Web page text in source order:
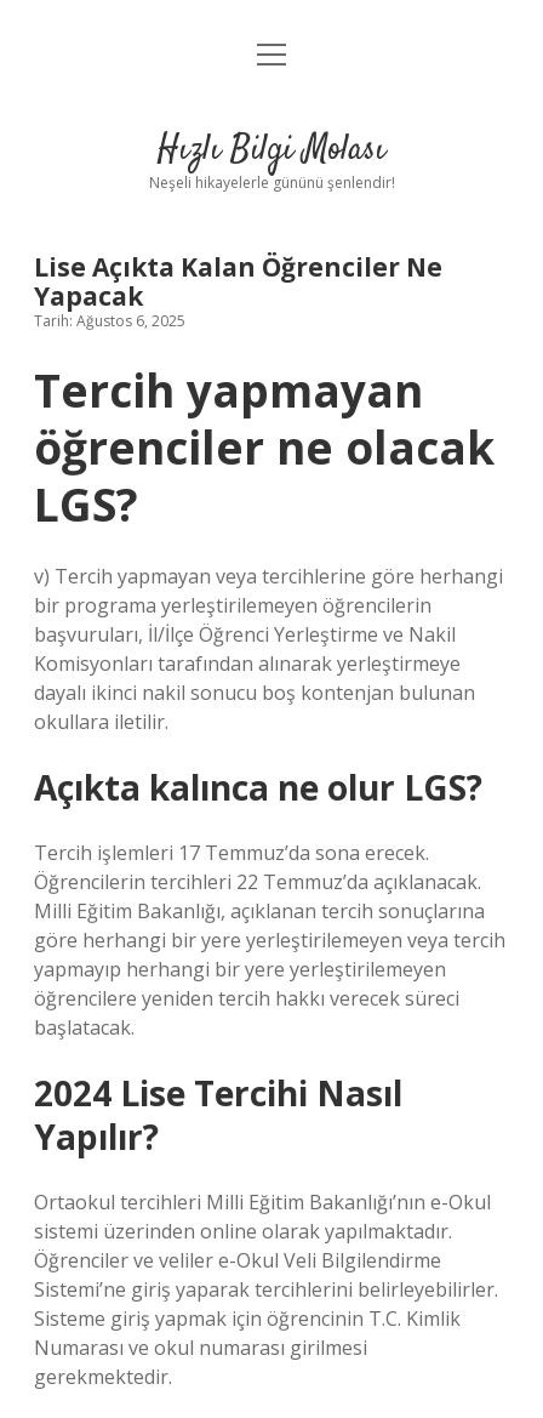
Anasayfa
Yasal Uyarı
menüyü
Hızlı Bilgi Molası
Neşeli hikayelerle gününü şenlendir!
Lise Açıkta Kalan Öğrenciler Ne
Yapacak
Tarih: Ağustos 6, 2025
Tercih yapmayan
öğrenciler ne olacak
LGS?
v) Tercih yapmayan veya tercihlerine göre herhangi
bir programa yerleştirilemeyen öğrencilerin
başvuruları, İl/İlçe Öğrenci Yerleştirme ve Nakil
Komisyonları tarafından alınarak yerleştirmeye
dayalı ikinci nakil sonucu boş kontenjan bulunan
okullara iletilir.
Açıkta kalınca ne olur LGS?
Tercih işlemleri 17 Temmuz’da sona erecek.
Öğrencilerin tercihleri ​​22 Temmuz’da açıklanacak.
Milli Eğitim Bakanlığı, açıklanan tercih sonuçlarına
göre herhangi bir yere yerleştirilemeyen veya tercih
yapmayıp herhangi bir yere yerleştirilemeyen
öğrencilere yeniden tercih hakkı verecek süreci
başlatacak.
2024 Lise Tercihi Nasıl
Yapılır?
Ortaokul tercihleri ​​Milli Eğitim Bakanlığı’nın e-Okul
sistemi üzerinden online olarak yapılmaktadır.
Öğrenciler ve veliler e-Okul Veli Bilgilendirme
Sistemi’ne giriş yaparak tercihlerini belirleyebilirler.
Sisteme giriş yapmak için öğrencinin T.C. Kimlik
Numarası ve okul numarası girilmesi
gerekmektedir.